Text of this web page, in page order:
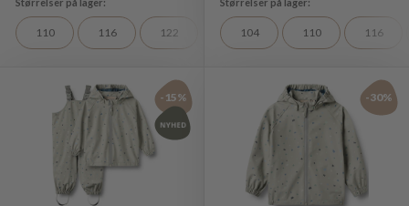
110 116 122 104 110 116
-15% -30%